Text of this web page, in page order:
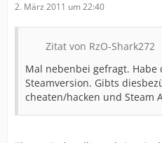
2. März 2011 um 22:40
Zitat von RzO-Shark272
Mal nebenbei gefragt. Habe
Steamversion. Gibts
cheaten/hacken und Steam